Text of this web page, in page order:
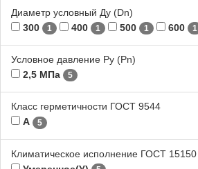
Диаметр условный Ду (Dn)
300
1 400 1 500 1 600 1
Условное давление Ру (Pn)
2,5 МПа
5
Класс герметичности ГОСТ 9544
А
5
Климатическое исполнение ГОСТ 15150